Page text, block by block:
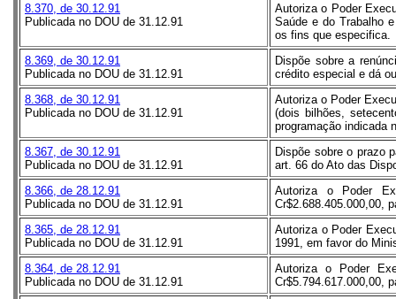
8.370, de 30.12.91
Publicada no DOU de 31.12.91
Autoriza o Poder
Saúde e do Trabalho
os fins que especifica.
8.369, de 30.12.91
Publicada no DOU de 31.12.91
Dispõe sobre a
crédito especial e dá
8.368, de 30.12.91
Publicada no DOU de 31.12.91
Autoriza o Poder
(dois bilhões,
programação indicada
8.367, de 30.12.91
Publicada no DOU de 31.12.91
Dispõe sobre o prazo
art. 66 do Ato das
8.366, de 28.12.91
Publicada no DOU de 31.12.91
Autoriza o Poder
Cr$2.688.405.000,00,
8.365, de 28.12.91
Publicada no DOU de 31.12.91
Autoriza o Poder
1991, em favor do
8.364, de 28.12.91
Publicada no DOU de 31.12.91
Autoriza o Poder
Cr$5.794.617.000,00,